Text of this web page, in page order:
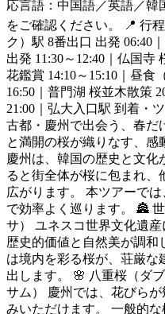
応言語：中国語／英語／
をご確認ください。 📍 行
ク）駅 8番出口 出発 06:40
出発 11:30～12:40｜仏国寺
花鑑賞 14:10～15:10｜昼食
16:50｜普門湖 桜並木散策
21:00｜弘大入口駅 到着・
古都・慶州で出会う、春だ
と満開の桜が織りなす、感
慶州は、韓国の歴史と文化
ると街全体が桜に包まれ
広がります。 本ツアーで
で効率よく巡ります。 🏯
サ） ユネスコ世界文化遺産
歴史的価値と自然美が調和
は境内を彩る桜が、荘厳な
出します。 🌸 八重桜（ダ
サム） 慶州では、花びら
みいただけます。 一般的